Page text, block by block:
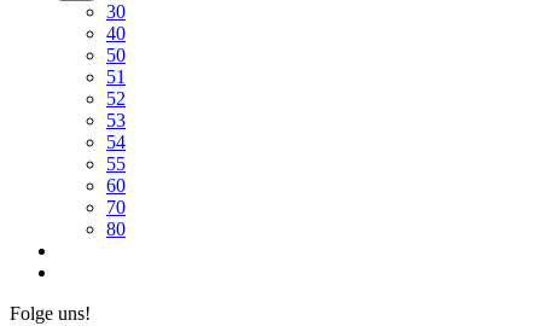
30
40
50
51
52
53
54
55
60
70
80
Folge uns!